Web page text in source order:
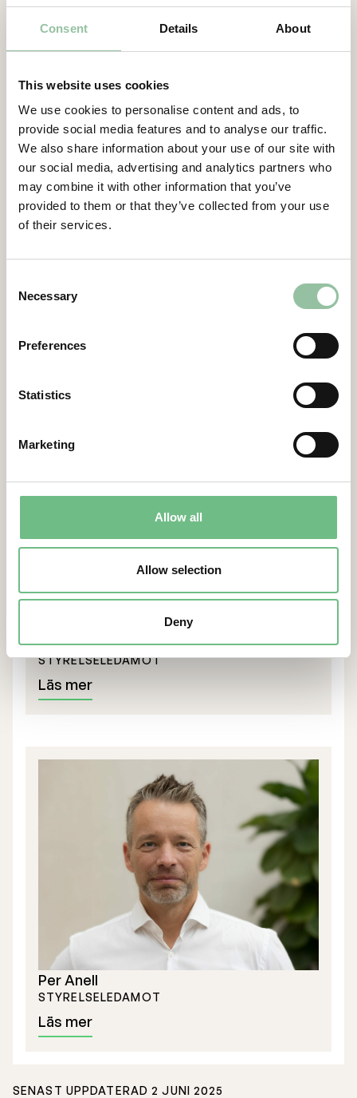
Consent Details About
This website uses cookies
We use cookies to personalise content and ads, to
provide social media features and to analyse our traffic.
We also share information about your use of our site with
our social media, advertising and analytics partners who
may combine it with other information that you’ve
provided to them or that they’ve collected from your use
of their services.
Selection
Necessary
Preferences
Statistics
Marketing
Allow all
Allow selection
Deny
Johannes Henrich Schleifenbaum, Univ.-
Prof. Dr.-Ing. Dipl.-Wirt.Ing.
Läs mer
Martin Julander
STYRELSELEDAMOT
Läs mer
Per Anell
STYRELSELEDAMOT
Läs mer
SENAST UPPDATERAD 2 JUNI 2025